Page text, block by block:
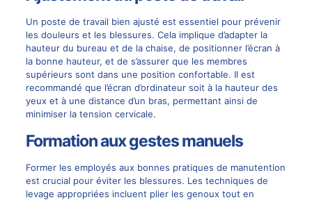
Un poste de travail bien ajusté est essentiel pour prévenir
les douleurs et les blessures. Cela implique d’adapter la
hauteur du bureau et de la chaise, de positionner l’écran à
la bonne hauteur, et de s’assurer que les membres
supérieurs sont dans une position confortable. Il est
recommandé que l’écran d’ordinateur soit à la hauteur des
yeux et à une distance d’un bras, permettant ainsi de
minimiser la tension cervicale.
Formation aux gestes manuels
Former les employés aux bonnes pratiques de manutention
est crucial pour éviter les blessures. Les techniques de
levage appropriées incluent plier les genoux tout en